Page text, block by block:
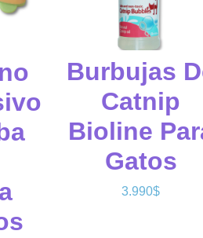
Burbujas
Catnip
Bioline
Gatos
3.990$